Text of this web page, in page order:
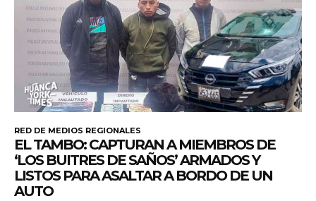
RED DE MEDIOS REGIONALES
EL TAMBO: CAPTURAN A MIEMBROS DE
‘LOS BUITRES DE SAÑOS’ ARMADOS Y
LISTOS PARA ASALTAR A BORDO DE UN
AUTO